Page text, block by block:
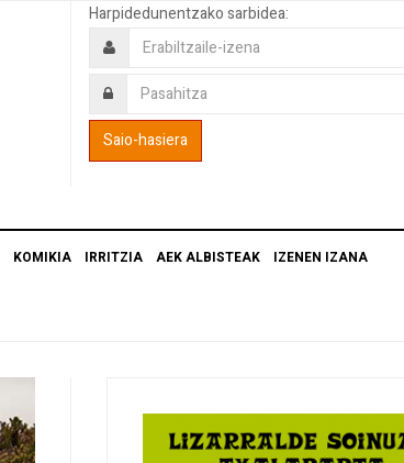
Harpidedunentzako sarbidea:
KOMIKIA IRRITZIA AEK ALBISTEAK IZENEN IZANA